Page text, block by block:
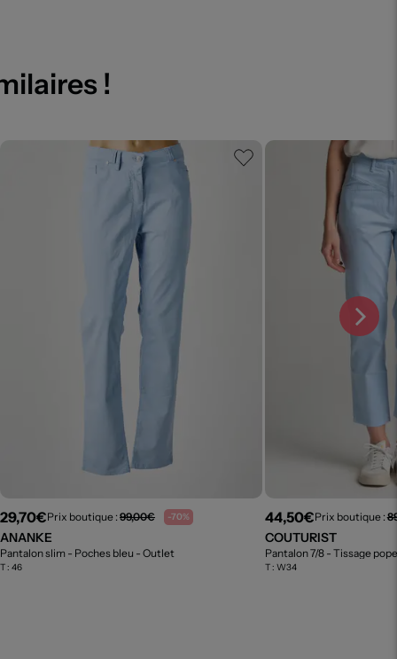
!
- Outlet
29,70€Prix boutique :99,00€ -70%
ANANKE
Pantalon slim - Poches bleu - Outlet
T :46
44,50€Prix boutique :
COUTURIST
Pantalon 7/8 - Tissage
T : W34